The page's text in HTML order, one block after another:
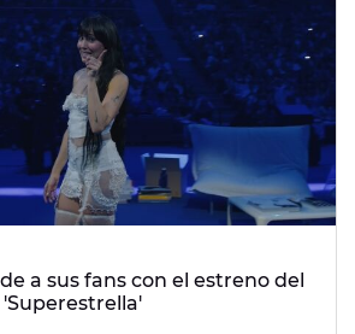
a sus fans con el estreno del